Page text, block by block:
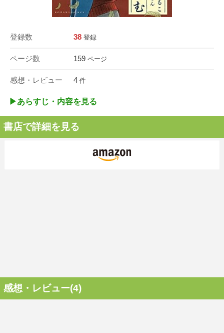
登録数 38 登録
ページ数 159 ページ
感想・レビュー 4 件
▶︎あらすじ・内容を見る
書店で詳細を見る
感想・レビュー(4)